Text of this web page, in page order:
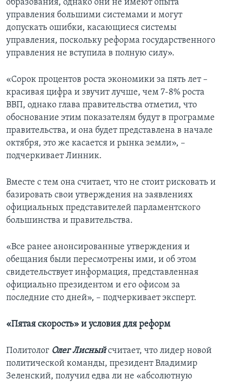
образования, однако они не имеют опыта
управления большими системами и могут
допускать ошибки, касающиеся системы
управления, поскольку реформа государственного
управления не вступила в полную силу».
«Сорок процентов роста экономики за пять лет –
красивая цифра и звучит лучше, чем 7-8% роста
ВВП, однако глава правительства отметил, что
обоснование этим показателям будут в программе
правительства, и она будет представлена в начале
октября, это же касается и рынка земли», –
подчеркивает Линник.
Вместе с тем она считает, что не стоит рисковать и
базировать свои утверждения на заявлениях
официальных представителей парламентского
большинства и правительства.
«Все ранее анонсированные утверждения и
обещания были пересмотрены ими, и об этом
свидетельствует информация, представленная
официально президентом и его офисом за
последние сто дней», – подчеркивает эксперт.
«Пятая скорость» и условия для реформ
Политолог Олег Лисныйсчитает, что лидер новой
политической команды, президент Владимир
Зеленский, получил едва ли не «абсолютную